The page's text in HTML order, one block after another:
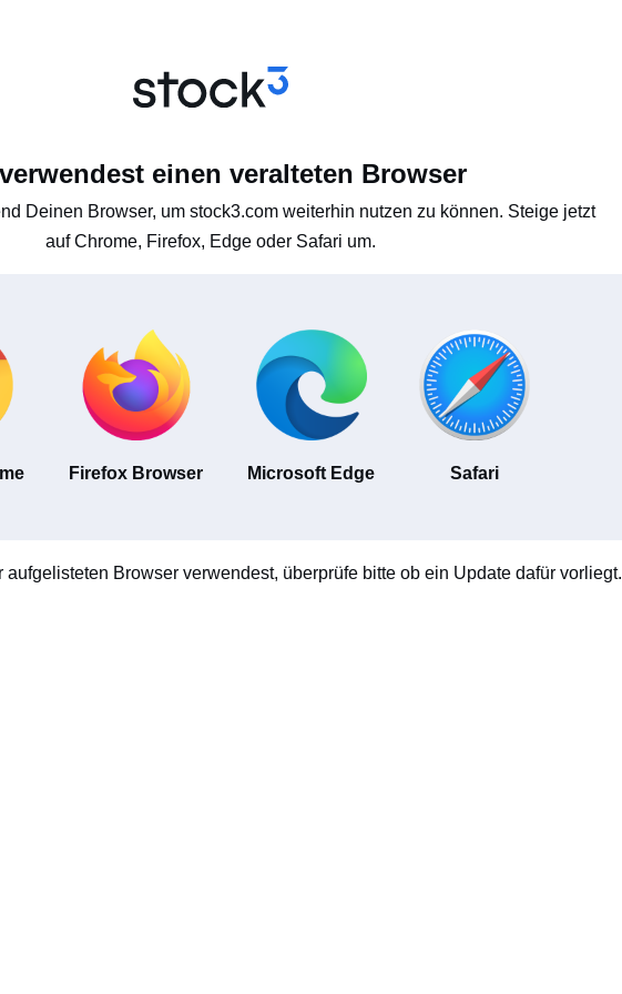
einen veralteten Browser
Deinen Browser, um stock3.com weiterhin nutzen zu können. Steige jetzt
auf Chrome, Firefox, Edge oder Safari um.
Firefox Browser Microsoft Edge Safari
aufgelisteten Browser verwendest, überprüfe bitte ob ein Update dafür vorliegt.